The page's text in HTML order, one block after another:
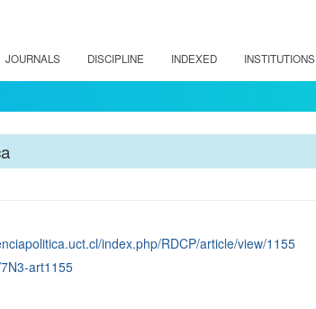
JOURNALS DISCIPLINE INDEXED INSTITUTIONS
index.php/RDCP/article/view/1155
art1155